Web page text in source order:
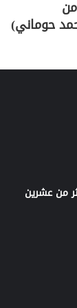
حوماني)
من عشرين